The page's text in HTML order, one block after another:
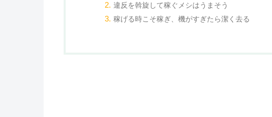
違反を斡旋して稼ぐメシはうまそう
稼げる時こそ稼ぎ、機がすぎたら潔く去る